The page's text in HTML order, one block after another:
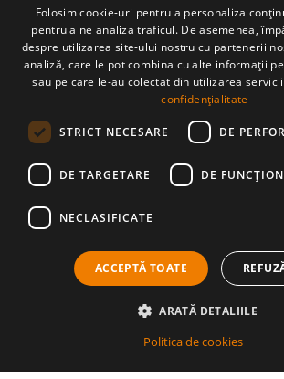
Sat Piatra Fântânele, Str. Obcioara nr.97,
427363, jud. Bistrița-Năsăud,
DETALII ASOCIAȚIE
ASOCIAȚIA TĂȘULEASA
CUI: RO13681966
IBAN Via Transilvanica:
RO56 BTRL RONC RT00 2541
APLICAȚIA VT
DESCARCĂ MATERIALE
©2026 Via Transilvanica. Toate
Politica de cookies
Politica de confidențialitate
Termeni și condiții de utilizare
Acest site este protejat de reCAPTCHA,
Folosim cookie-uri pentru a personaliza
pentru a ne analiza traficul. De asemenea,
despre utilizarea site-ului nostru cu partenerii
analiză, care le pot combina cu alte informații
sau pe care le-au colectat din utilizarea
confidențialitate
STRICT NECESARE DE
DE TARGETARE DE
NECLASIFICATE
ACCEPTĂ TOATE
ARATĂ DETALIILE
Politica de cookies